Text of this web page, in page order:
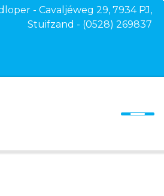
- Cavaljéweg 29, 7934 PJ,
Stuifzand - (0528) 269837